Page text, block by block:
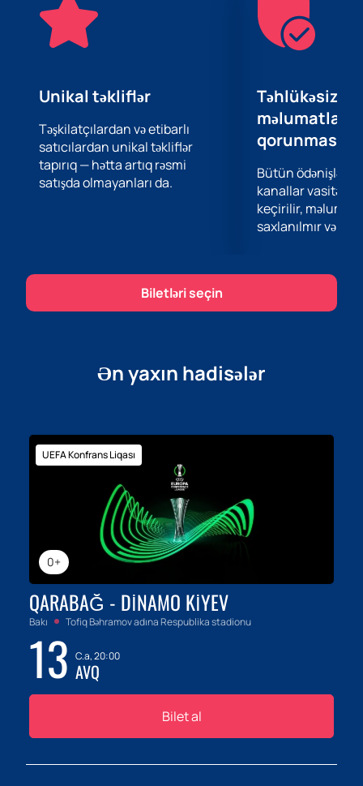
sadə və aydın olacaq. İnanılmaz performans ab-
havasına qərq olmaq və Stiv Barakatın ifasında gözəl
musiqidən həzz almaq fürsətini qaçırmayın.
Unikal təkliflər
Təşkilatçılardan və etibarlı
satıcılardan unikal təkliflər
tapırıq — hətta artıq rəsmi
satışda olmayanları da.
Təhlükəsiz
məlumatların
qorunması
Bütün ödənişlər
kanallar
keçirilir,
saxlanılmır və
Biletləri seçin
Ən yaxın hadisələr
0+
UEFA Konfrans Liqası
QARABAĞ - DINAMO KIYEV
Bakı Tofiq Bəhramov adına Respublika stadionu
13 C.a, 20:00
AVQ
Bilet al